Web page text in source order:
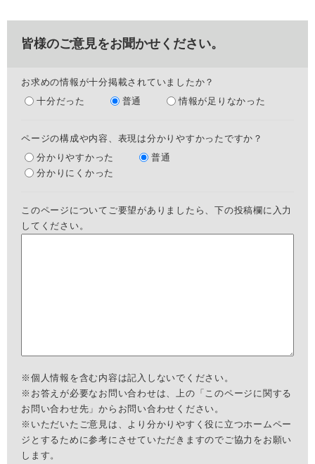
皆様のご意見をお聞かせください。
お求めの情報が十分掲載されていましたか？
十分だった
普通 情報が足りなかった
ページの構成や内容、表現は分かりやすかったですか？
分かりやすかった
普通
分かりにくかった
このページについてご要望がありましたら、下の投稿欄に入力
してください。
※個人情報を含む内容は記入しないでください。
※お答えが必要なお問い合わせは、上の「このページに関する
お問い合わせ先」からお問い合わせください。
※いただいたご意見は、より分かりやすく役に立つホームペー
ジとするために参考にさせていただきますのでご協力をお願い
します。